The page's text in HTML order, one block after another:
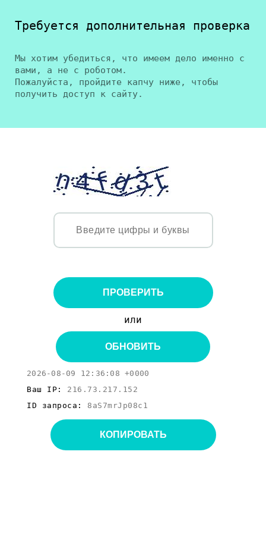
Требуется дополнительная проверка
Мы хотим убедиться, что имеем дело именно с
вами, а не с роботом.
Пожалуйста, пройдите капчу ниже, чтобы
получить доступ к сайту.
ПРОВЕРИТЬ
или
ОБНОВИТЬ
2026-08-09 12:36:08 +0000
Ваш IP: 216.73.217.152
ID запроса: 8aS7mrJp08c1
КОПИРОВАТЬ